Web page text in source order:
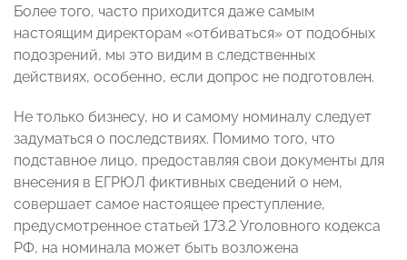
Более того, часто приходится даже самым
настоящим директорам «отбиваться» от подобных
подозрений, мы это видим в следственных
действиях, особенно, если допрос не подготовлен.
Не только бизнесу, но и самому номиналу следует
задуматься о последствиях. Помимо того, что
подставное лицо, предоставляя свои документы для
внесения в ЕГРЮЛ фиктивных сведений о нем,
совершает самое настоящее преступление,
предусмотренное статьей 173.2 Уголовного кодекса
РФ, на номинала может быть возложена